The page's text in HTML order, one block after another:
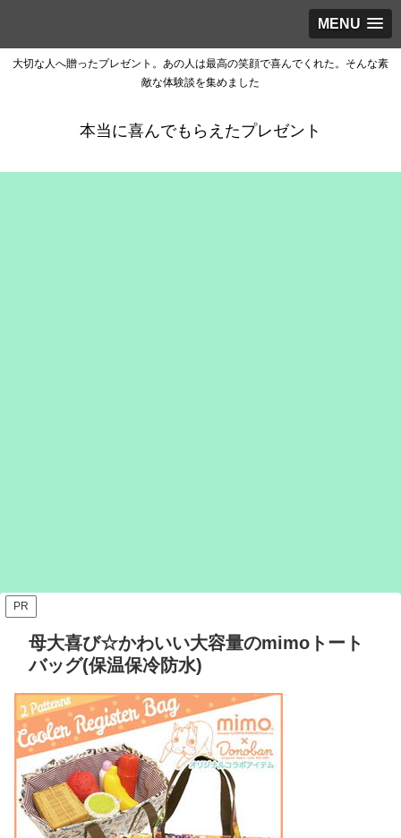
MENU
大切な人へ贈ったプレゼント。あの人は最高の笑顔で喜んでくれた。そんな素
敵な体験談を集めました
本当に喜んでもらえたプレゼント
PR
母大喜び☆かわいい大容量のmimoトート
バッグ(保温保冷防水)